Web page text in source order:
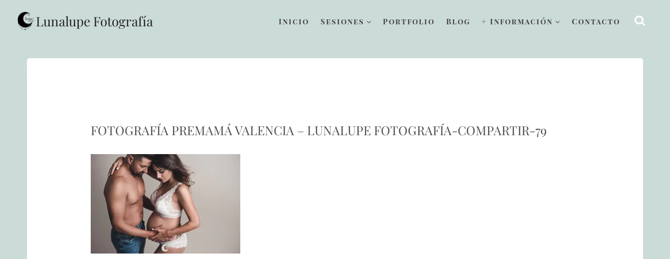
contenido Lunalupe Fotografía Inicio Sesiones Portfolio Blog + Información Contacto
FOTOGRAFÍA PREMAMÁ VALENCIA – LUNALUPE FOTOGRAFÍA-COMPARTIR-79